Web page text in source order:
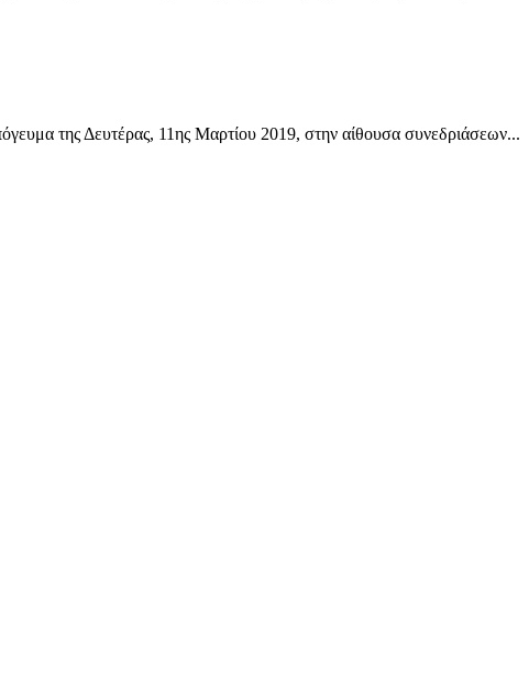
της Δευτέρας, 11ης Μαρτίου 2019, στην αίθουσα συνεδριάσεων...